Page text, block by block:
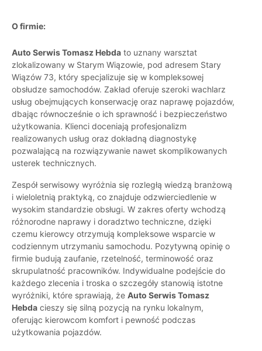
O firmie:
Auto Serwis Tomasz Hebda to uznany warsztat
zlokalizowany w Starym Wiązowie, pod adresem Stary
Wiązów 73, który specjalizuje się w kompleksowej
obsłudze samochodów. Zakład oferuje szeroki wachlarz
usług obejmujących konserwację oraz naprawę pojazdów,
dbając równocześnie o ich sprawność i bezpieczeństwo
użytkowania. Klienci doceniają profesjonalizm
realizowanych usług oraz dokładną diagnostykę
pozwalającą na rozwiązywanie nawet skomplikowanych
usterek technicznych.
Zespół serwisowy wyróżnia się rozległą wiedzą branżową
i wieloletnią praktyką, co znajduje odzwierciedlenie w
wysokim standardzie obsługi. W zakres oferty wchodzą
różnorodne naprawy i doradztwo techniczne, dzięki
czemu kierowcy otrzymują kompleksowe wsparcie w
codziennym utrzymaniu samochodu. Pozytywną opinię o
firmie budują zaufanie, rzetelność, terminowość oraz
skrupulatność pracowników. Indywidualne podejście do
każdego zlecenia i troska o szczegóły stanowią istotne
wyróżniki, które sprawiają, że Auto Serwis Tomasz
Hebda cieszy się silną pozycją na rynku lokalnym,
oferując kierowcom komfort i pewność podczas
użytkowania pojazdów.